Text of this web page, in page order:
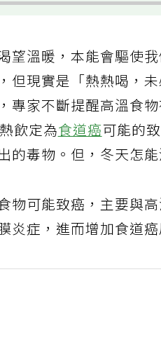
望溫暖，本能會驅使
但現實是「熱熱喝，
專家不斷提醒高溫食
飲定為食道癌可能的
的毒物。但，冬天怎
物可能致癌，主要與
炎症，進而增加食道癌